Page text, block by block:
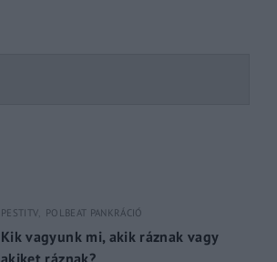
PESTITV POLBEAT PANKRÁCIÓ
Kik vagyunk mi, akik ráznak vagy
akiket ráznak?